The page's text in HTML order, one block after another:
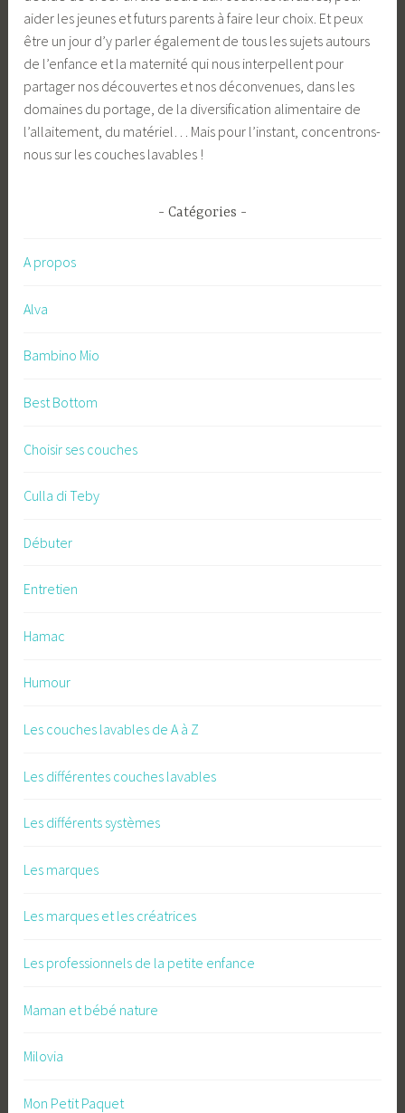
aider les jeunes et futurs parents à faire leur choix. Et peux
être un jour d’y parler également de tous les sujets autours
de l’enfance et la maternité qui nous interpellent pour
partager nos découvertes et nos déconvenues, dans les
domaines du portage, de la diversification alimentaire de
l’allaitement, du matériel… Mais pour l’instant, concentrons-
nous sur les couches lavables !
Catégories
A propos
Alva
Bambino Mio
Best Bottom
Choisir ses couches
Culla di Teby
Débuter
Entretien
Hamac
Humour
Les couches lavables de A à Z
Les différentes couches lavables
Les différents systèmes
Les marques
Les marques et les créatrices
Les professionnels de la petite enfance
Maman et bébé nature
Milovia
Mon Petit Paquet